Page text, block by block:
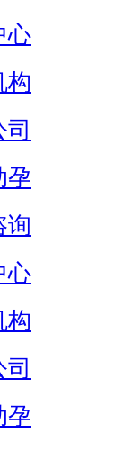
心
构
孕
询
心
构
孕